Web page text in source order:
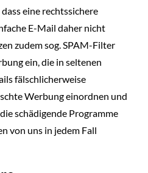
eine rechtssichere
E-Mail daher nicht
zudem sog. SPAM-Filter
ein, die in seltenen
fälschlicherweise
Werbung einordnen und
schädigende Programme
von uns in jedem Fall